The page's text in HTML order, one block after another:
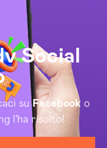
Social
suFacebook o
l'ha risolto!